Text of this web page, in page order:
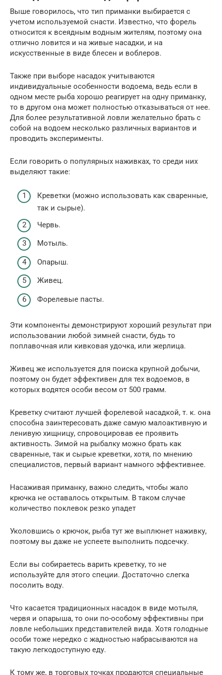
Выше говорилось, что тип приманки выбирается с
учетом используемой снасти. Известно, что форель
относится к всеядным водным жителям, поэтому она
отлично ловится и на живые насадки, и на
искусственные в виде блесен и воблеров.
Также при выборе насадок учитываются
индивидуальные особенности водоема, ведь если в
одном месте рыба хорошо реагирует на одну приманку,
то в другом она может полностью отказываться от нее.
Для более результативной ловли желательно брать с
собой на водоем несколько различных вариантов и
проводить эксперименты.
Если говорить о популярных наживках, то среди них
выделяют такие:
Креветки (можно использовать как сваренные,
так и сырые).
Червь.
Мотыль.
Опарыш.
Живец.
Форелевые пасты.
Эти компоненты демонстрируют хороший результат при
использовании любой зимней снасти, будь то
поплавочная или кивковая удочка, или жерлица.
Живец же используется для поиска крупной добычи,
поэтому он будет эффективен для тех водоемов, в
которых водятся особи весом от 500 грамм.
Креветку считают лучшей форелевой насадкой, т. к. она
способна заинтересовать даже самую малоактивную и
ленивую хищницу, спровоцировав ее проявить
активность. Зимой на рыбалку можно брать как
сваренные, так и сырые креветки, хотя, по мнению
специалистов, первый вариант намного эффективнее.
Насаживая приманку, важно следить, чтобы жало
крючка не оставалось открытым. В таком случае
количество поклевок резко упадет
Уколовшись о крючок, рыба тут же выплюнет наживку,
поэтому вы даже не успеете выполнить подсечку.
Если вы собираетесь варить креветку, то не
используйте для этого специи. Достаточно слегка
посолить воду.
Что касается традиционных насадок в виде мотыля,
червя и опарыша, то они по-особому эффективны при
ловле небольших представителей вида. Хотя голодные
особи тоже нередко с жадностью набрасываются на
такую легкодоступную еду.
К тому же, в торговых точках продаются специальные